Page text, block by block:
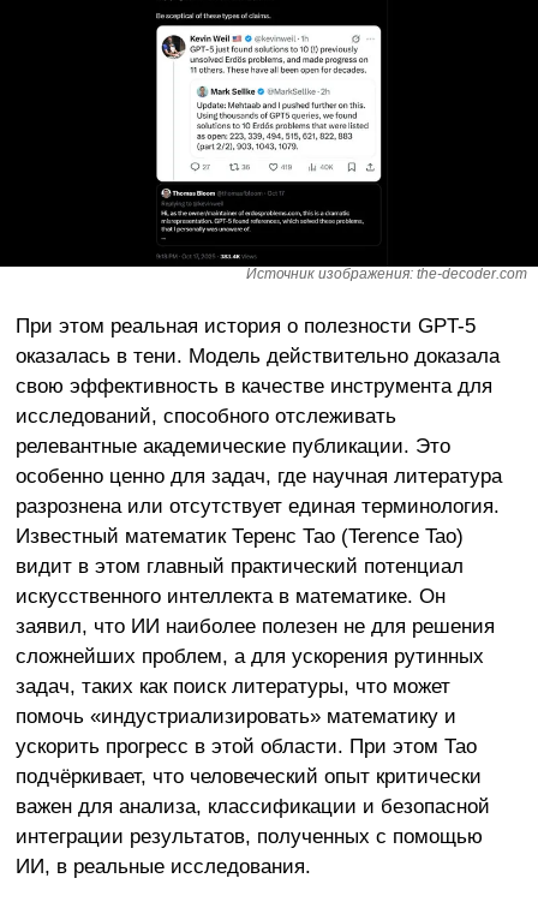
Источник изображения: the-decoder.com
При этом реальная история о полезности GPT-5
оказалась в тени. Модель действительно доказала
свою эффективность в качестве инструмента для
исследований, способного отслеживать
релевантные академические публикации. Это
особенно ценно для задач, где научная литература
разрознена или отсутствует единая терминология.
Известный математик Теренс Тао (Terence Tao)
видит в этом главный практический потенциал
искусственного интеллекта в математике. Он
заявил, что ИИ наиболее полезен не для решения
сложнейших проблем, а для ускорения рутинных
задач, таких как поиск литературы, что может
помочь «индустриализировать» математику и
ускорить прогресс в этой области. При этом Тао
подчёркивает, что человеческий опыт критически
важен для анализа, классификации и безопасной
интеграции результатов, полученных с помощью
ИИ, в реальные исследования.